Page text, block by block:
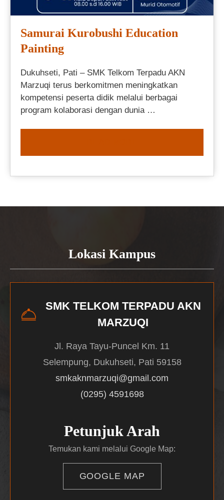
Samurai Kurobushi Education
Painting
Dukuhseti, Pati – SMK Telkom Terpadu AKN
Marzuqi terus berkomitmen meningkatkan
kompetensi peserta didik melalui berbagai
program kolaborasi dengan dunia …
Lokasi Kampus
SMK TELKOM TERPADU AKN
MARZUQI
Jl. Raya Tayu-Puncel Km. 11
Selempung, Dukuhseti, Pati 59158
smkaknmarzuqi@gmail.com
(0295) 4591698
Petunjuk Arah
Temukan kami melalui Google Map:
GOOGLE MAP